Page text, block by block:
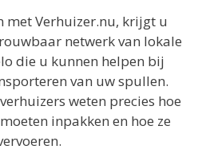
met Verhuizer.nu, krijgt u
netwerk van lokale
die u kunnen helpen bij
van uw spullen.
weten precies hoe
inpakken en hoe ze